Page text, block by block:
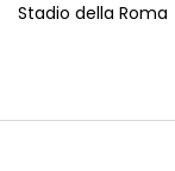
Stadio della Roma